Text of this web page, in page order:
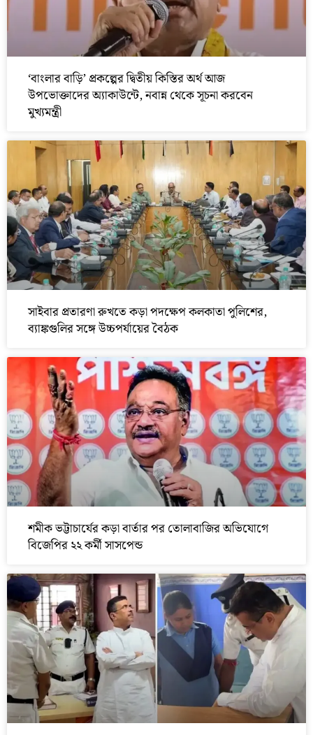
‘বাংলার বাড়ি’ প্রকল্পের দ্বিতীয় কিস্তির অর্থ আজ
উপভোক্তাদের অ্যাকাউন্টে, নবান্ন থেকে সূচনা করবেন
মুখ্যমন্ত্রী
সাইবার প্রতারণা রুখতে কড়া পদক্ষেপ কলকাতা পুলিশের,
ব্যাঙ্কগুলির সঙ্গে উচ্চপর্যায়ের বৈঠক
শমীক ভট্টাচার্যের কড়া বার্তার পর তোলাবাজির অভিযোগে
বিজেপির ২২ কর্মী সাসপেন্ড